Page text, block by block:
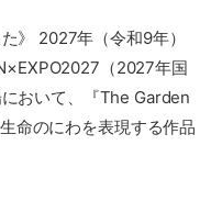
》 2027年（令和9年）
（2027年国
おいて、『The Garden
命のにわを表現する作品